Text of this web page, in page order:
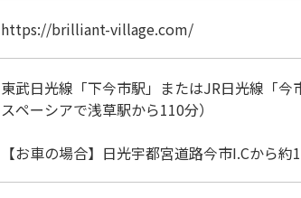
https://brilliant-village.com/
東武日光線「下今市駅」またはJR日光線「
スペーシアで浅草駅から110分）
【お車の場合】日光宇都宮道路今市I.Cから約